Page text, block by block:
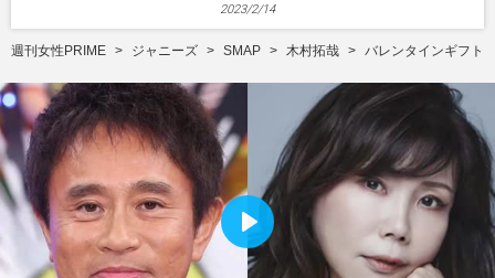
2023/2/14
週刊女性PRIME ジャニーズ SMAP 木村拓哉 バレンタインギフト
P
l